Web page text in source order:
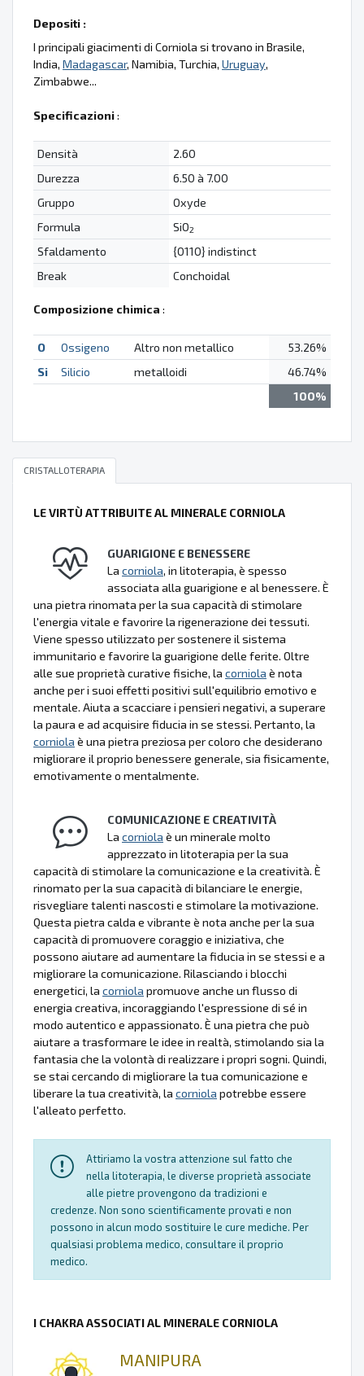
Depositi :
I principali giacimenti di Corniola si trovano in Brasile,
India, Madagascar, Namibia, Turchia, Uruguay,
Zimbabwe...
Specificazioni:
Densità
2.60
Durezza
6.50 à 7.00
Gruppo
Oxyde
Formula
SiO2
Sfaldamento
{0110} indistinct
Break
Conchoidal
Composizione chimica :
O Ossigeno Altro non metallico
53.26%
Si
Silicio metalloidi
46.74%
100%
CRISTALLOTERAPIA
LE VIRTÙ ATTRIBUITE AL MINERALE CORNIOLA
GUARIGIONE E BENESSERE
La corniola, in litoterapia, è spesso
associata alla guarigione e al benessere. È
una pietra rinomata per la sua capacità di stimolare
l'energia vitale e favorire la rigenerazione dei tessuti.
Viene spesso utilizzato per sostenere il sistema
immunitario e favorire la guarigione delle ferite. Oltre
alle sue proprietà curative fisiche, la corniola è nota
anche per i suoi effetti positivi sull'equilibrio emotivo e
mentale. Aiuta a scacciare i pensieri negativi, a superare
la paura e ad acquisire fiducia in se stessi. Pertanto, la
corniola è una pietra preziosa per coloro che desiderano
migliorare il proprio benessere generale, sia fisicamente,
emotivamente o mentalmente.
COMUNICAZIONE E CREATIVITÀ
La corniola è un minerale molto
apprezzato in litoterapia per la sua
capacità di stimolare la comunicazione e la creatività. È
rinomato per la sua capacità di bilanciare le energie,
risvegliare talenti nascosti e stimolare la motivazione.
Questa pietra calda e vibrante è nota anche per la sua
capacità di promuovere coraggio e iniziativa, che
possono aiutare ad aumentare la fiducia in se stessi e a
migliorare la comunicazione. Rilasciando i blocchi
energetici, la corniola promuove anche un flusso di
energia creativa, incoraggiando l'espressione di sé in
modo autentico e appassionato. È una pietra che può
aiutare a trasformare le idee in realtà, stimolando sia la
fantasia che la volontà di realizzare i propri sogni. Quindi,
se stai cercando di migliorare la tua comunicazione e
liberare la tua creatività, la corniola potrebbe essere
l'alleato perfetto.
Attiriamo la vostra attenzione sul fatto che
nella litoterapia, le diverse proprietà associate
alle pietre provengono da tradizioni e
credenze. Non sono scientificamente provati e non
possono in alcun modo sostituire le cure mediche. Per
qualsiasi problema medico, consultare il proprio
medico.
I CHAKRA ASSOCIATI AL MINERALE CORNIOLA
MANIPURA